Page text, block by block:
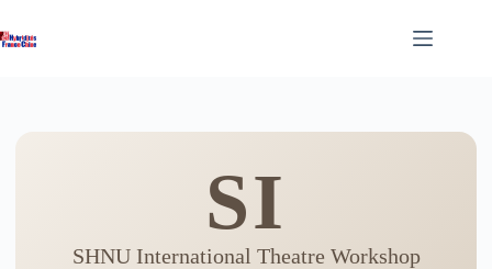
au
contenu
SI
SHNU International Theatre Workshop